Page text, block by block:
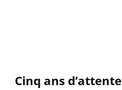
Cinq ans d’attente